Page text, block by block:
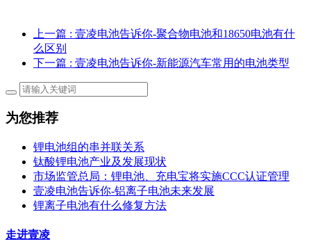
上一篇 : 壹凌电池告诉你-聚合物电池和18650电池有什
么区别
下一篇 : 壹凌电池告诉你-新能源汽车常用的电池类型
为您推荐
锂电池组的串并联关系
钛酸锂电池产业及发展现状
市场监管总局：锂电池、充电宝将实施CCC认证管理
壹凌电池告诉你-铝离子电池未来发展
锂离子电池有什么修复方法
走进壹凌